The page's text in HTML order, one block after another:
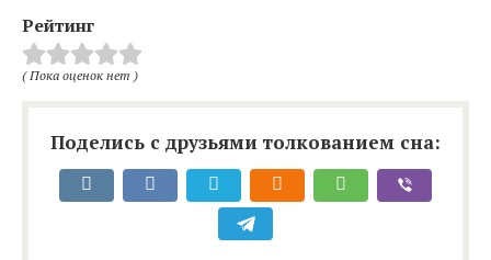
Рейтинг
( Пока оценок нет )
Поделись с друзьями толкованием сна: